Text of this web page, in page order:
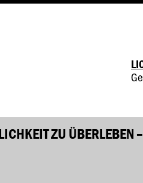
ZU ÜBERLEBEN